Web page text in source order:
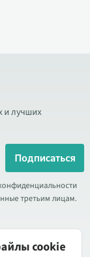
и лучших
Подписаться
третьим лицам.
cookie